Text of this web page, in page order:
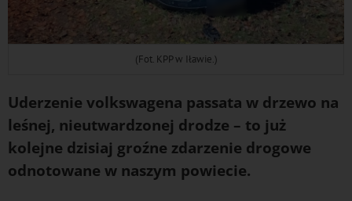
(Fot. KPP w Iławie.)
Uderzenie volkswagena passata w drzewo na
leśnej, nieutwardzonej drodze – to już
kolejne dzisiaj groźne zdarzenie drogowe
odnotowane w naszym powiecie.